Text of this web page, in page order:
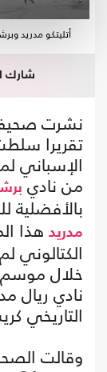
أتليتكو مدريد
شارك
نشرت
تقريرا
من نادي
بالأفضلية
مدريد هذا
الكتالوني
خلال موسم
نادي ريال
التاريخي
وقالت